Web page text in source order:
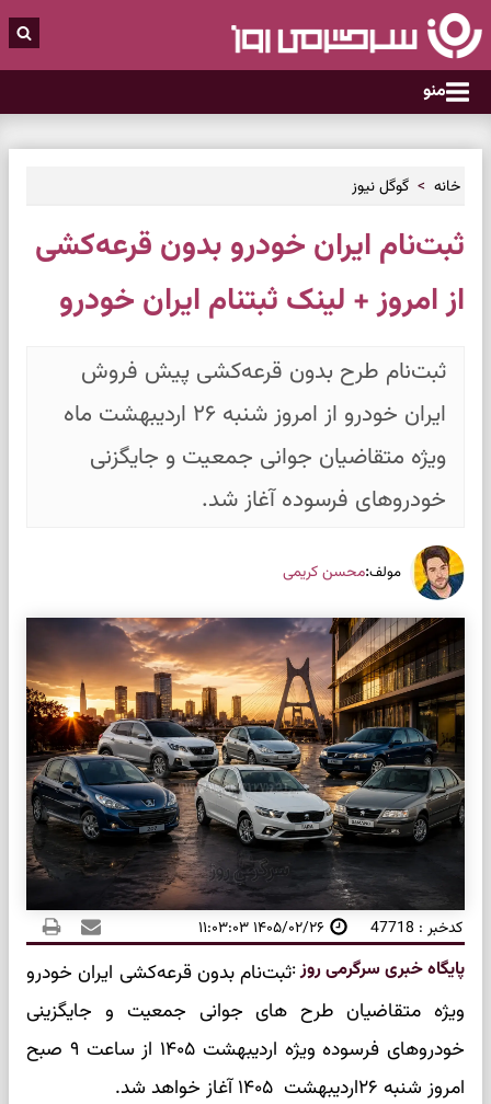
منو
خانه گوگل نیوز
ثبت‌نام ایران خودرو بدون قرعه‌کشی
از امروز + لینک ثبتنام ایران خودرو
ثبت‌نام طرح بدون قرعه‌کشی پیش فروش
ایران خودرو از امروز شنبه ۲۶ اردیبهشت ماه
ویژه متقاضیان جوانی جمعیت و جایگزنی
خودرو‌های فرسوده آغاز شد.
مولف:محسن کریمی
کدخبر : 47718 ۱۴۰۵/۰۲/۲۶ ۱۱:۰۳:۰۳
پایگاه خبری سرگرمی روز:ثبت‌نام بدون قرعه‌کشی ایران خودرو
ویژه متقاضیان طرح های جوانی جمعیت و جایگزینی
خودروهای فرسوده ویژه اردیبهشت ۱۴۰۵ از ساعت ۹ صبح
امروز شنبه ۲۶اردیبهشت ۱۴۰۵ آغاز خواهد شد.